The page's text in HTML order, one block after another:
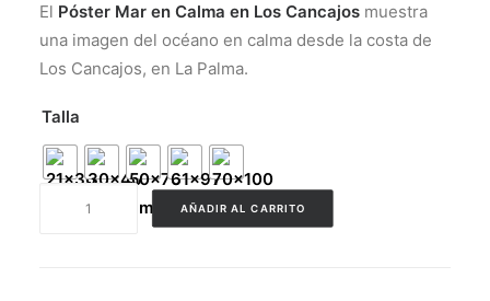
precios:
desde
16.95€
El Póster Mar en Calma en Los Cancajos muestra
una imagen del océano en calma desde la costa de
Los Cancajos, en La Palma.
Talla
AÑADIR AL CARRITO